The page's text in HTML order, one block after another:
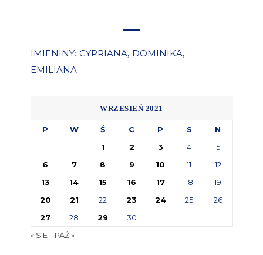
IMIENINY: CYPRIANA, DOMINIKA,
EMILIANA
WRZESIEŃ 2021
P W Ś C P S
N
1
2 3 4
5
6
7 8 9 10 11
12
13
14 15 16 17 18
19
20
21 22 23 24 25
26
27
28 29
30
« SIE
PAŹ »